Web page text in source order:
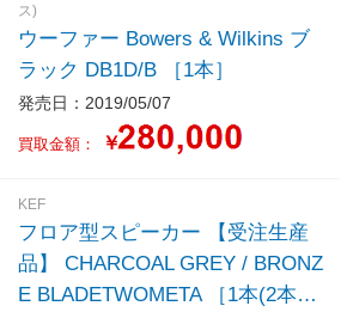
ス)
ウーファー Bowers & Wilkins ブ
ラック DB1D/B ［1本］
発売日：2019/05/07
買取金額： ￥
KEF
フロア型スピーカー 【受注生産
品】 CHARCOAL GREY / BRONZ
E BLADETWOMETA ［1本(2本注